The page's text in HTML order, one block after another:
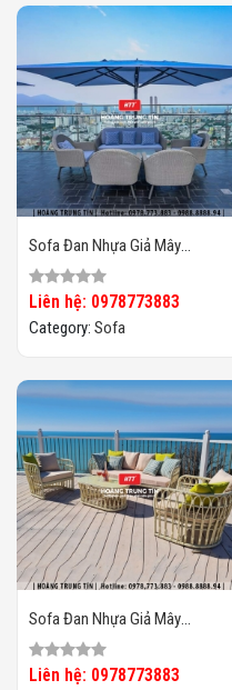
Sofa Đan Nhựa Giả Mây
HTT072
Liên hệ: 0978773883
Category: Sofa
Sofa Đan Nhựa Giả Mây
HTT070
Liên hệ: 0978773883